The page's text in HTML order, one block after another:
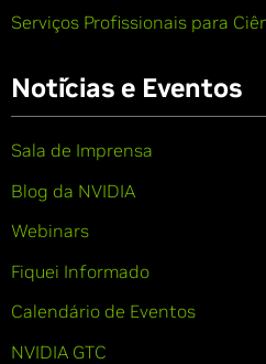
Serviços Profissionais para
Notícias e Eventos
Sala de Imprensa
Blog da NVIDIA
Webinars
Fiquei Informado
Calendário de Eventos
NVIDIA GTC